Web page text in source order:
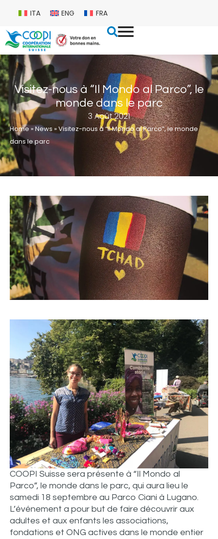
ITA ENG FRA
Visitez-nous à “Il Mondo al Parco”, le
monde dans le parc
3 Août 2021
Home »News »Visitez-nous à “Il Mondo al Parco”, le monde
dans le parc
COOPI Suisse sera présente à “Il Mondo al
Parco”, le monde dans le parc, qui aura lieu le
samedi 18 septembre au Parco Ciani à Lugano.
L’événement a pour but de faire découvrir aux
adultes et aux enfants les associations,
fondations et ONG actives dans le monde entier